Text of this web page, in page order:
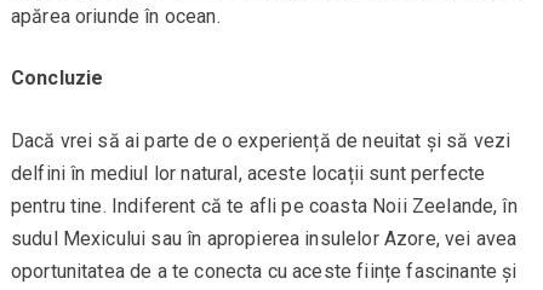
apărea oriunde în ocean.
Concluzie
Dacă vrei să ai parte de o experiență de neuitat și să vezi
delfini în mediul lor natural, aceste locații sunt perfecte
pentru tine. Indiferent că te afli pe coasta Noii Zeelande, în
sudul Mexicului sau în apropierea insulelor Azore, vei avea
oportunitatea de a te conecta cu aceste ființe fascinante și